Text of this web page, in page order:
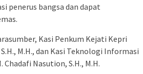
penerus bangsa dan dapat
Kasi Penkum Kejati Kepri
M.H., dan Kasi Teknologi Informasi
Nasution, S.H., M.H.